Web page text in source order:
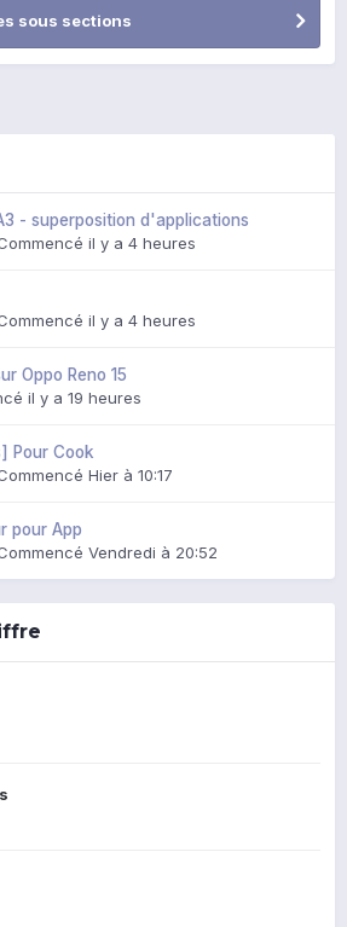
sous sections
- superposition d'applications
il y a 4 heures
il y a 4 heures
Oppo Reno 15
il y a 19 heures
Pour Cook
Hier à 10:17
pour App
Vendredi à 20:52